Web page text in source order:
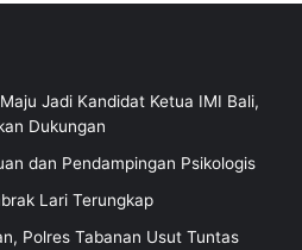
Jadi Kandidat Ketua IMI Bali,
Dukungan
dan Pendampingan Psikologis
Lari Terungkap
Polres Tabanan Usut Tuntas